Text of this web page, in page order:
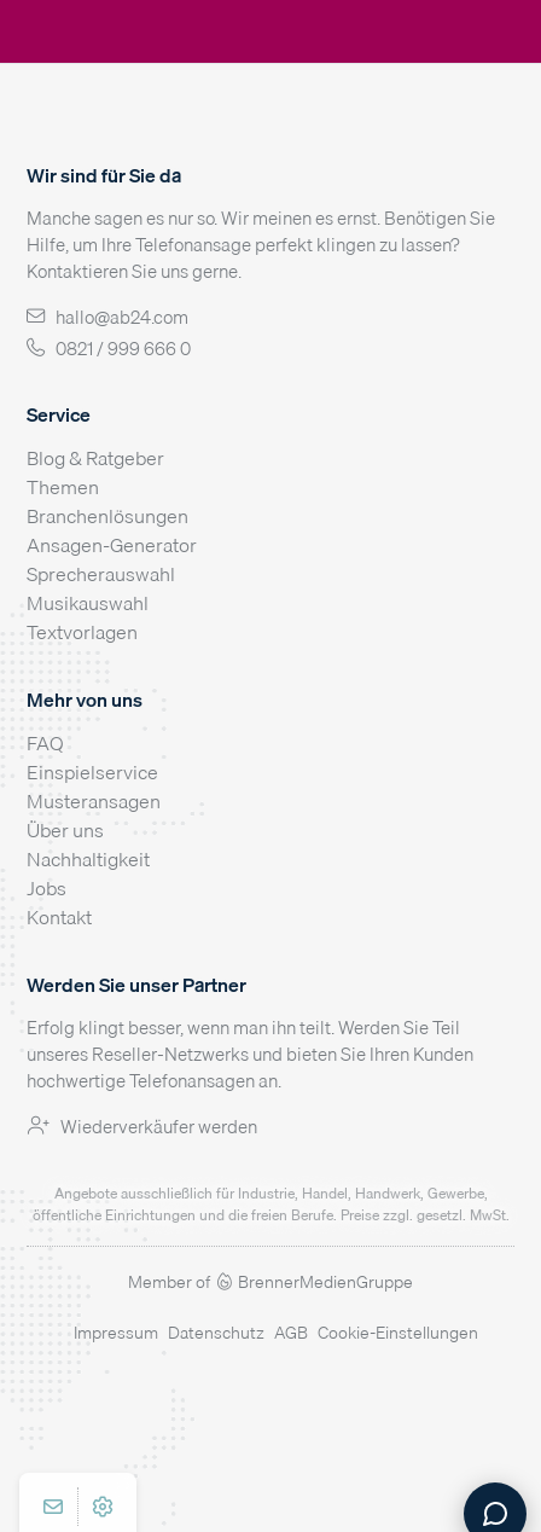
Wir sind für Sie da
Manche sagen es nur so. Wir meinen es ernst. Benötigen Sie
Hilfe, um Ihre Telefonansage perfekt klingen zu lassen?
Kontaktieren Sie uns gerne.
hallo@ab24.com
0821 / 999 666 0
Service
Blog & Ratgeber
Themen
Branchenlösungen
Ansagen-Generator
Sprecherauswahl
Musikauswahl
Textvorlagen
Mehr von uns
FAQ
Einspielservice
Musteransagen
Über uns
Nachhaltigkeit
Jobs
Kontakt
Werden Sie unser Partner
Erfolg klingt besser, wenn man ihn teilt. Werden Sie Teil
unseres Reseller-Netzwerks und bieten Sie Ihren Kunden
hochwertige Telefonansagen an.
Wiederverkäufer werden
Angebote ausschließlich für Industrie, Handel, Handwerk, Gewerbe,
öffentliche Einrichtungen und die freien Berufe. Preise zzgl. gesetzl. MwSt.
Member of
BrennerMedienGruppe
Impressum Datenschutz AGB Cookie-Einstellungen